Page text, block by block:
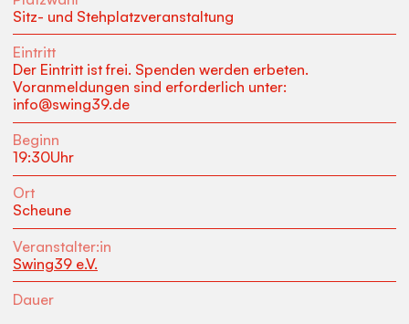
Sitz- und Stehplatzveranstaltung
Eintritt
Der Eintritt ist frei. Spenden werden erbeten.
Voranmeldungen sind erforderlich unter:
info@swing39.de
Beginn
19:30Uhr
Ort
Scheune
Veranstalter:in
Swing39 e.V.
Dauer